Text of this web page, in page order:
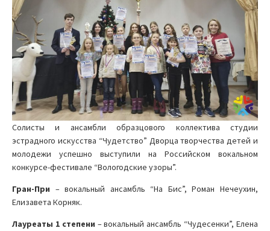
Солисты и ансамбли образцового коллектива студии
эстрадного искусства “Чудетство” Дворца творчества детей и
молодежи успешно выступили на Российском вокальном
конкурсе-фестивале “Вологодские узоры”.
Гран-При – вокальный ансамбль “На Бис”, Роман Нечеухин,
Елизавета Корняк.
Лауреаты 1 степени – вокальный ансамбль “Чудесенки”, Елена